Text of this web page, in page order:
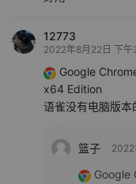
12773
2022年8月22日 下午
Google
x64 Edition
语雀没有电脑版本
篮子 2022
Google